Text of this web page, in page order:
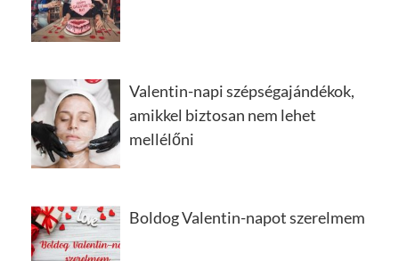
Valentin-napi szépségajándékok,
amikkel biztosan nem lehet
mellélőni
Boldog Valentin-napot szerelmem